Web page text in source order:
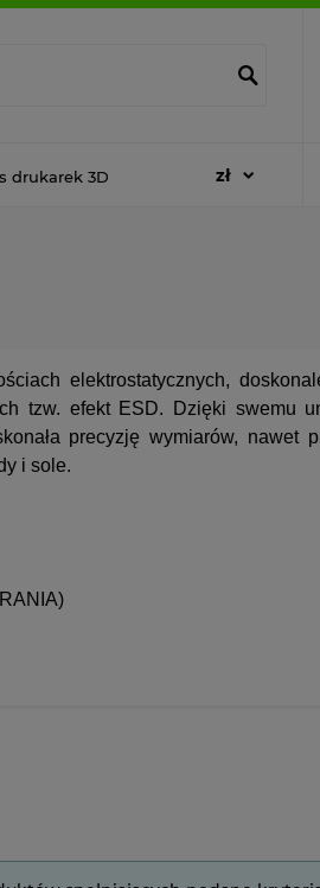
drukarek 3D
elektrostatycznych,
tzw. efekt ESD. Dzięki swemu
precyzję wymiarów, nawet
i sole.